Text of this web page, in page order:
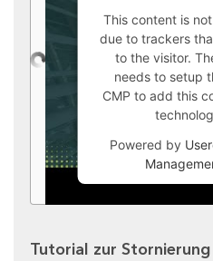
This content is
due to trackers
to the visitor.
needs to setup
CMP to add this
Powered by
Tutorial zur